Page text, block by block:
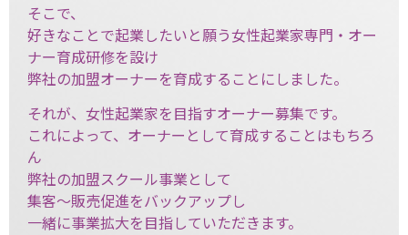
そこで、
好きなことで起業したいと願う女性起業家専門・オー
ナー育成研修を設け
弊社の加盟オーナーを育成することにしました。
それが、女性起業家を目指すオーナー募集です。
これによって、オーナーとして育成することはもちろ
ん
弊社の加盟スクール事業として
集客～販売促進をバックアップし
一緒に事業拡大を目指していただきます。